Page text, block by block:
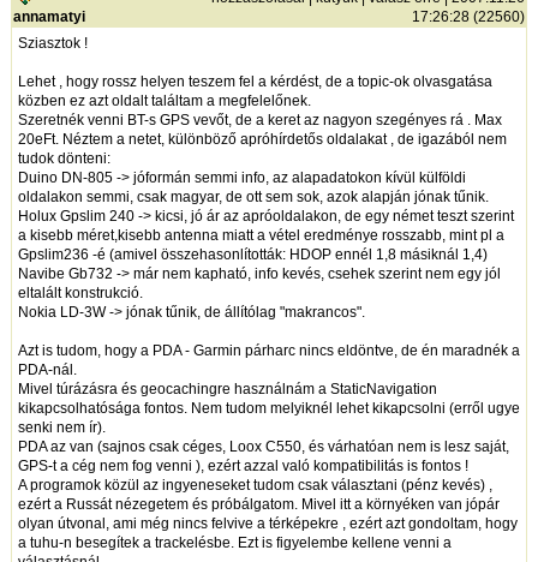
annamatyi
17:26:28 (22560)
Sziasztok !
Lehet , hogy rossz helyen teszem fel a kérdést, de a topic-ok olvasgatása
közben ez azt oldalt találtam a megfelelőnek.
Szeretnék venni BT-s GPS vevőt, de a keret az nagyon szegényes rá . Max
20eFt. Néztem a netet, különböző apróhírdetős oldalakat , de igazából nem
tudok dönteni:
Duino DN-805 -> jóformán semmi info, az alapadatokon kívül külföldi
oldalakon semmi, csak magyar, de ott sem sok, azok alapján jónak tűnik.
Holux Gpslim 240 -> kicsi, jó ár az apróoldalakon, de egy német teszt szerint
a kisebb méret,kisebb antenna miatt a vétel eredménye rosszabb, mint pl a
Gpslim236 -é (amivel összehasonlították: HDOP ennél 1,8 másiknál 1,4)
Navibe Gb732 -> már nem kapható, info kevés, csehek szerint nem egy jól
eltalált konstrukció.
Nokia LD-3W -> jónak tűnik, de állítólag "makrancos".
Azt is tudom, hogy a PDA - Garmin párharc nincs eldöntve, de én maradnék a
PDA-nál.
Mivel túrázásra és geocachingre használnám a StaticNavigation
kikapcsolhatósága fontos. Nem tudom melyiknél lehet kikapcsolni (erről ugye
senki nem ír).
PDA az van (sajnos csak céges, Loox C550, és várhatóan nem is lesz saját,
GPS-t a cég nem fog venni ), ezért azzal való kompatibilitás is fontos !
A programok közül az ingyeneseket tudom csak választani (pénz kevés) ,
ezért a Russát nézegetem és próbálgatom. Mivel itt a környéken van jópár
olyan útvonal, ami még nincs felvive a térképekre , ezért azt gondoltam, hogy
a tuhu-n besegítek a trackelésbe. Ezt is figyelembe kellene venni a